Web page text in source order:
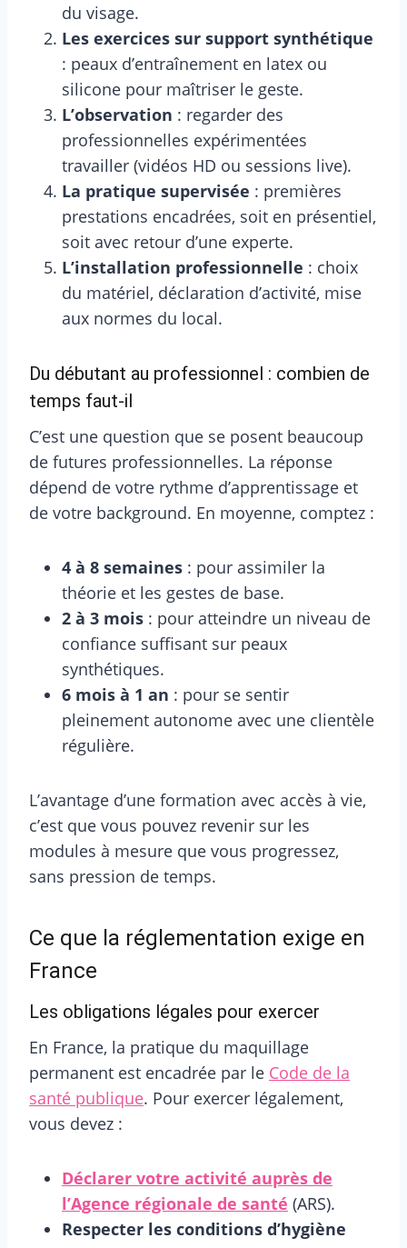
du visage.
Les exercices sur support synthétique
: peaux d’entraînement en latex ou
silicone pour maîtriser le geste.
L’observation : regarder des
professionnelles expérimentées
travailler (vidéos HD ou sessions live).
La pratique supervisée : premières
prestations encadrées, soit en présentiel,
soit avec retour d’une experte.
L’installation professionnelle : choix
du matériel, déclaration d’activité, mise
aux normes du local.
Du débutant au professionnel : combien de
temps faut-il
C’est une question que se posent beaucoup
de futures professionnelles. La réponse
dépend de votre rythme d’apprentissage et
de votre background. En moyenne, comptez :
4 à 8 semaines : pour assimiler la
théorie et les gestes de base.
2 à 3 mois : pour atteindre un niveau de
confiance suffisant sur peaux
synthétiques.
6 mois à 1 an : pour se sentir
pleinement autonome avec une clientèle
régulière.
L’avantage d’une formation avec accès à vie,
c’est que vous pouvez revenir sur les
modules à mesure que vous progressez,
sans pression de temps.
Ce que la réglementation exige en
France
Les obligations légales pour exercer
En France, la pratique du maquillage
permanent est encadrée par le Code de la
santé publique. Pour exercer légalement,
vous devez :
Déclarer votre activité auprès de
l’Agence régionale de santé (ARS).
Respecter les conditions d’hygiène